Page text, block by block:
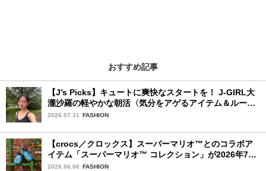
おすすめ記事
【J’s Picks】キュートに爽快なスタートを！ J-GIRL大
瀧沙羅の軽やかな朝活〈気分をアゲるアイテム＆ルーテ
ィーン〉
2026.07.31 FASHION
【crocs／クロックス】スーパーマリオ™とのコラボア
イテム「スーパーマリオ™ コレクション」が2026年7月
16日より発売開始！
2026.06.06 FASHION